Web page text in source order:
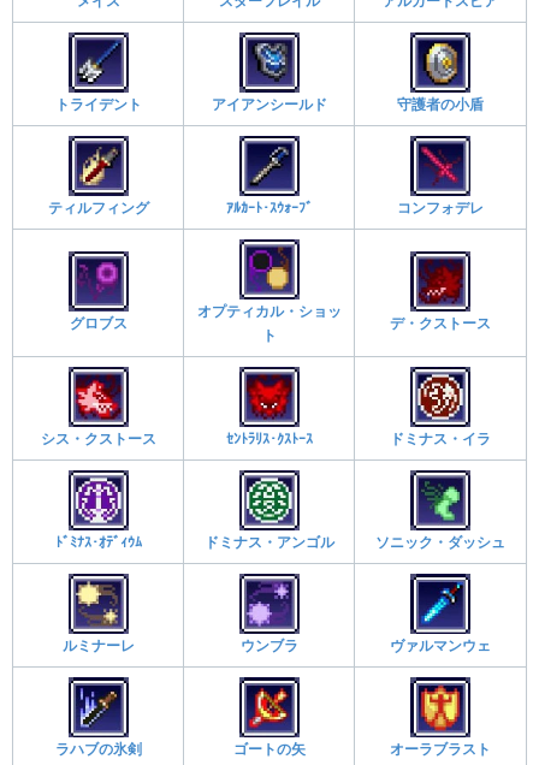
トライデント アイアンシールド 守護者の小盾
ティルフィング ｱﾙｶｰﾄ･ｽｳｫｰﾌﾞ コンフォデレ
グロブス
オプティカル・ショッ
ト
デ・クストース
シス・クストース ｾﾝﾄﾗﾘｽ･ｸｽﾄｰｽ ドミナス・イラ
ﾄﾞﾐﾅｽ･ｵﾃﾞｨｳﾑ ドミナス・アンゴル ソニック・ダッシュ
ルミナーレ ウンブラ ヴァルマンウェ
ラハブの氷剣 ゴートの矢 オーラブラスト